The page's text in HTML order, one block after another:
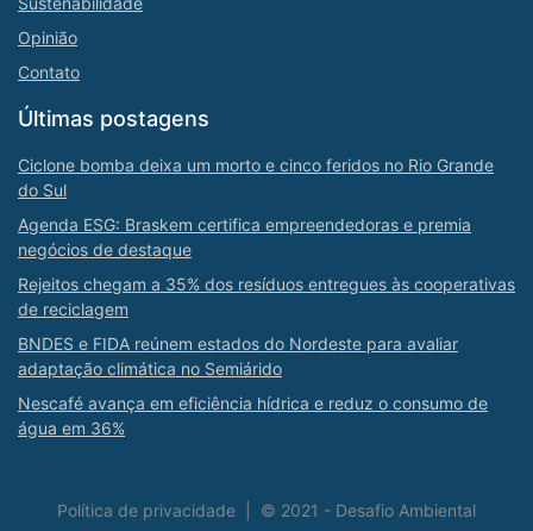
Opinião
Contato
Últimas postagens
Ciclone bomba deixa um morto e cinco feridos no Rio Grande
do Sul
Agenda ESG: Braskem certifica empreendedoras e premia
negócios de destaque
Rejeitos chegam a 35% dos resíduos entregues às cooperativas
de reciclagem
BNDES e FIDA reúnem estados do Nordeste para avaliar
adaptação climática no Semiárido
Nescafé avança em eficiência hídrica e reduz o consumo de
água em 36%
Política de privacidade © 2021 - Desafio Ambiental